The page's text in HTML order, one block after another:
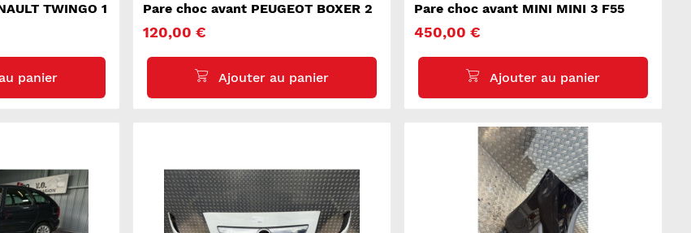
TWINGO 1 Pare choc avant PEUGEOT BOXER 2
120,00 €
Pare choc avant MINI MINI 3 F55
450,00 €